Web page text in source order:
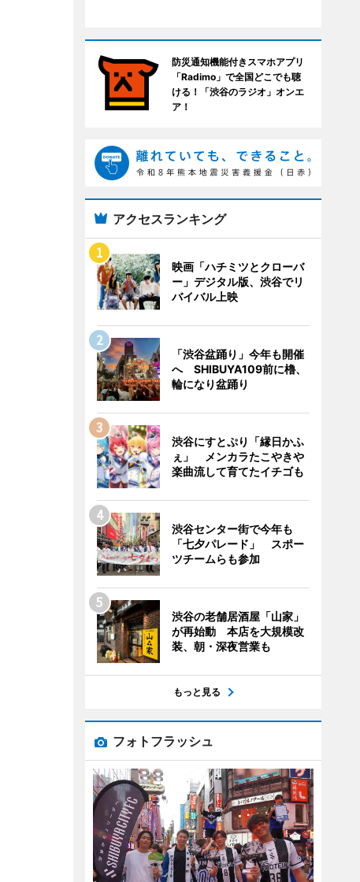
防災通知機能付きスマホアプリ
「Radimo」で全国どこでも聴
ける！「渋谷のラジオ」オンエ
ア！
アクセスランキング
映画「ハチミツとクローバ
ー」デジタル版、渋谷でリ
バイバル上映
「渋谷盆踊り」今年も開催
へ SHIBUYA109前に櫓、
輪になり盆踊り
渋谷にすとぷり「縁日かふ
ぇ」 メンカラたこやきや
楽曲流して育てたイチゴも
渋谷センター街で今年も
「七夕パレード」 スポー
ツチームらも参加
渋谷の老舗居酒屋「山家」
が再始動 本店を大規模改
装、朝・深夜営業も
もっと見る
フォトフラッシュ